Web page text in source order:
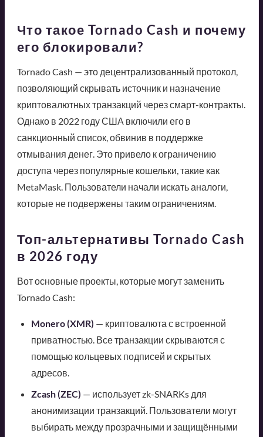
Что такое Tornado Cash и почему
его блокировали?
Tornado Cash — это децентрализованный протокол,
позволяющий скрывать источник и назначение
криптовалютных транзакций через смарт-контракты.
Однако в 2022 году США включили его в
санкционный список, обвинив в поддержке
отмывания денег. Это привело к ограничению
доступа через популярные кошельки, такие как
MetaMask. Пользователи начали искать аналоги,
которые не подвержены таким ограничениям.
Топ-альтернативы Tornado Cash
в 2026 году
Вот основные проекты, которые могут заменить
Tornado Cash:
Monero (XMR) — криптовалюта с встроенной
приватностью. Все транзакции скрываются с
помощью кольцевых подписей и скрытых
адресов.
Zcash (ZEC) — использует zk-SNARKs для
анонимизации транзакций. Пользователи могут
выбирать между прозрачными и защищёнными